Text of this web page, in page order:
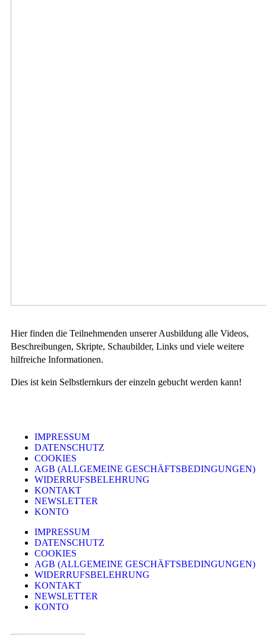
Hier finden die Teilnehmenden unserer Ausbildung alle Videos,
Beschreibungen, Skripte, Schaubilder, Links und viele weitere
hilfreiche Informationen.
Dies ist kein Selbstlernkurs der einzeln gebucht werden kann!
IMPRESSUM
DATENSCHUTZ
COOKIES
AGB (ALLGEMEINE GESCHÄFTSBEDINGUNGEN)
WIDERRUFSBELEHRUNG
KONTAKT
NEWSLETTER
KONTO
IMPRESSUM
DATENSCHUTZ
COOKIES
AGB (ALLGEMEINE GESCHÄFTSBEDINGUNGEN)
WIDERRUFSBELEHRUNG
KONTAKT
NEWSLETTER
KONTO